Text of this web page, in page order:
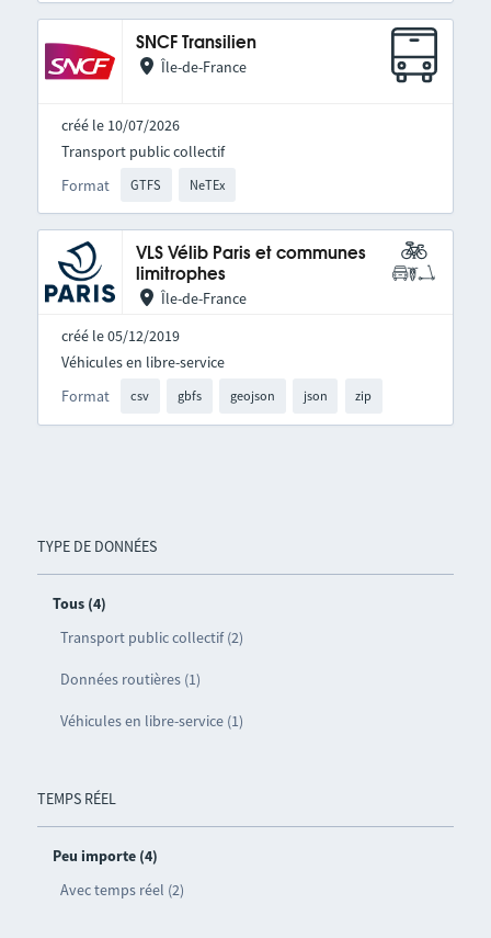
TYPE DE DONNÉES
Tous (4)
Transport public collectif (2)
Données routières (1)
Véhicules en libre-service (1)
TEMPS RÉEL
Peu importe (4)
Avec temps réel (2)
SNCF Transilien
Île-de-France
créé le 10/07/2026
Format GTFS NeTEx
Transport public collectif
VLS Vélib Paris et communes
limitrophes
Île-de-France
créé le 05/12/2019
Format csv gbfs geojson json zip
Véhicules en libre-service